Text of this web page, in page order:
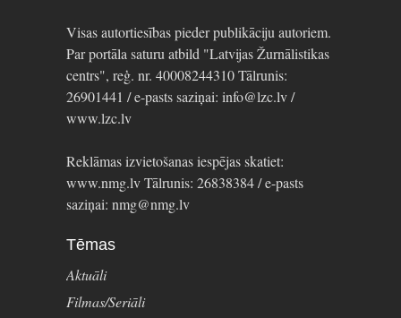
Visas autortiesības pieder publikāciju autoriem.
Par portāla saturu atbild "Latvijas Žurnālistikas
centrs", reģ. nr. 40008244310 Tālrunis:
26901441 / e-pasts saziņai: info@lzc.lv /
www.lzc.lv
Reklāmas izvietošanas iespējas skatiet:
www.nmg.lv Tālrunis: 26838384 / e-pasts
saziņai: nmg@nmg.lv
Tēmas
Aktuāli
Filmas/Seriāli